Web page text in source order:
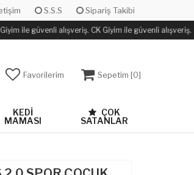
S.S.S Sipariş Takibi
ile güvenli alışveriş. CK Giyim ile güvenli alışveriş.
Favorilerim Sepetim [0]
KEDİ
MAMASI
ÇOK
SATANLAR